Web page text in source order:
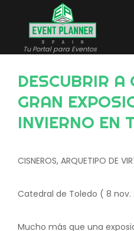
contenido
Tu Portal para Eventos
DESCUBRIR A CISNEROS: LA
GRAN
INVIERNO EN
CISNEROS, ARQUETIPO DE
Catedral de Toledo ( 8 nov.
Mucho más que una